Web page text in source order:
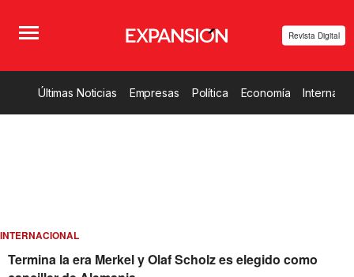
Revista Digital
Últimas Noticias Empresas Política Economía
INTERNACIONAL
Termina la era Merkel y Olaf Scholz es elegido como